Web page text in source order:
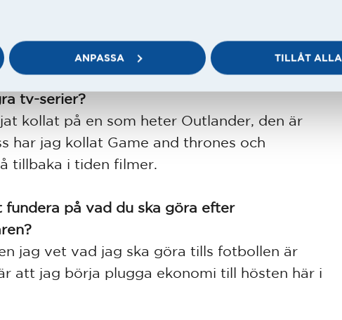
ANPASSA TILLÅT ALLA
att få ha detta som arbetsplats.
tv-serier?
kollat på en som heter Outlander, den är
har jag kollat Game and thrones och
tillbaka i tiden filmer.
fundera på vad du ska göra efter
jag vet vad jag ska göra tills fotbollen är
att jag börja plugga ekonomi till hösten här i